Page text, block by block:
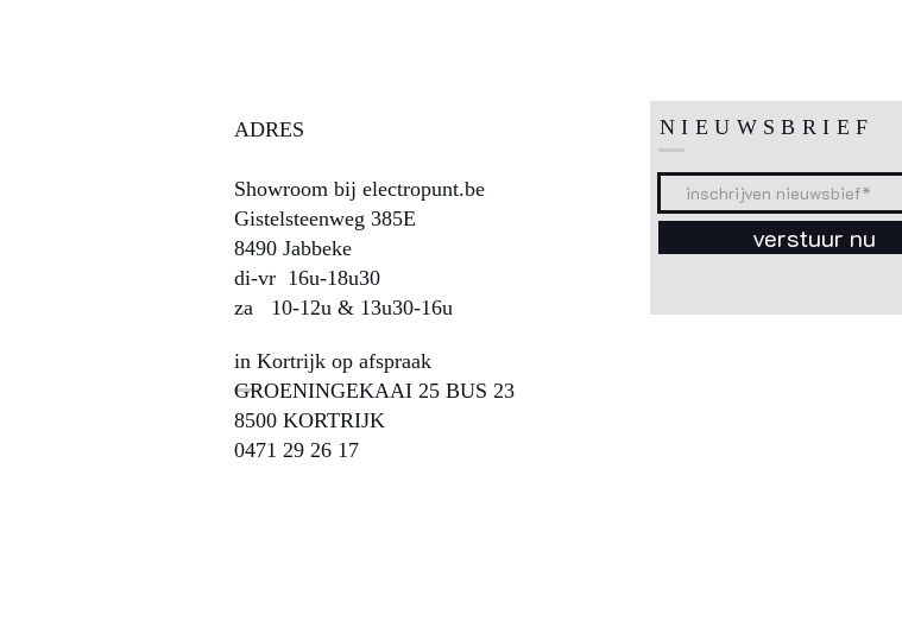
ADRES
Showroom bij electropunt.be
Gistelsteenweg 385E
8490 Jabbeke
di-vr 16u-18u30
za 10-12u & 13u30-16u​​​​
in Kortrijk op afspraak
GROENINGEKAAI 25 BUS 23
8500 KORTRIJK
0471 29 26 17​
NIEUWSBRIEF
verstuur nu